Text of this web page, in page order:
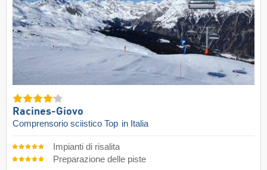
Racines-Giovo
Comprensorio sciistico Top in Italia
Impianti di risalita
Preparazione delle piste